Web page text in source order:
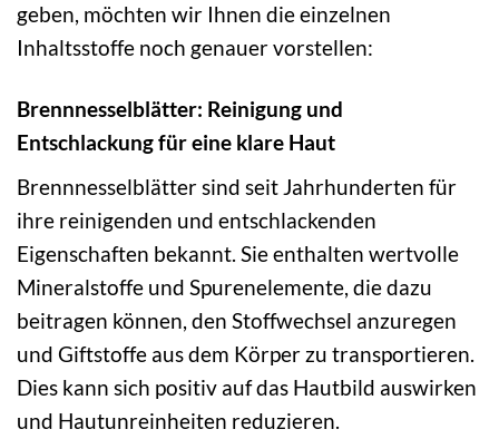
geben, möchten wir Ihnen die einzelnen
Inhaltsstoffe noch genauer vorstellen:
Brennnesselblätter: Reinigung und
Entschlackung für eine klare Haut
Brennnesselblätter sind seit Jahrhunderten für
ihre reinigenden und entschlackenden
Eigenschaften bekannt. Sie enthalten wertvolle
Mineralstoffe und Spurenelemente, die dazu
beitragen können, den Stoffwechsel anzuregen
und Giftstoffe aus dem Körper zu transportieren.
Dies kann sich positiv auf das Hautbild auswirken
und Hautunreinheiten reduzieren.